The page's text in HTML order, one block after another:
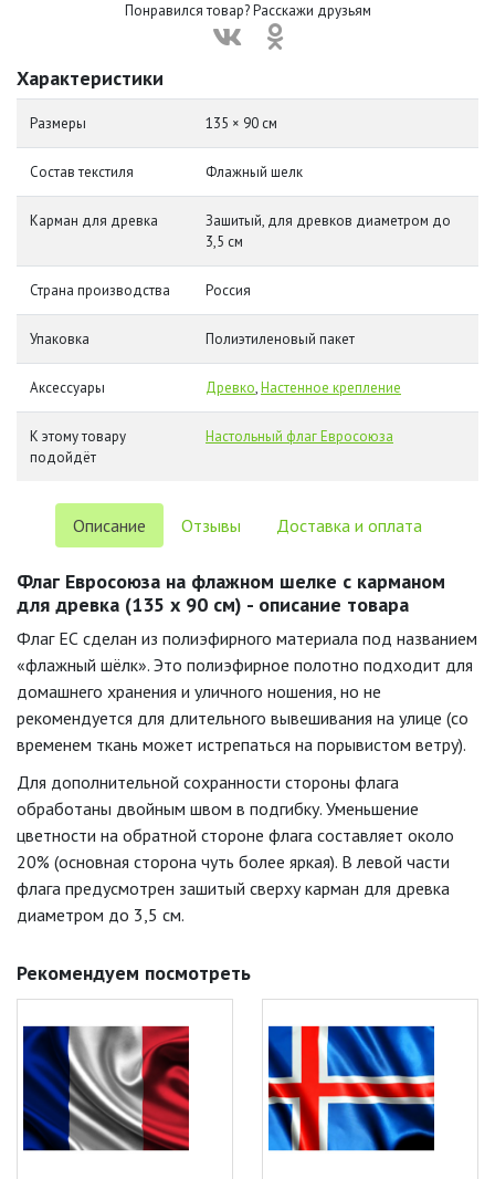
Понравился товар? Расскажи друзьям
Характеристики
Размеры 135 × 90 см
Состав текстиля Флажный шелк
Карман для древка
Зашитый, для древков диаметром до
3,5 см
Страна производства Россия
Упаковка Полиэтиленовый пакет
Аксессуары Древко,Настенное крепление
К этому товару
подойдёт
Настольный флаг Евросоюза
Описание Отзывы Доставка и оплата
Флаг Евросоюза на флажном шелке с карманом
для древка (135 х 90 см) - описание товара
Флаг ЕС сделан из полиэфирного материала под названием
«флажный шёлк». Это полиэфирное полотно подходит для
домашнего хранения и уличного ношения, но не
рекомендуется для длительного вывешивания на улице (со
временем ткань может истрепаться на порывистом ветру).
Для дополнительной сохранности стороны флага
обработаны двойным швом в подгибку. Уменьшение
цветности на обратной стороне флага составляет около
20% (основная сторона чуть более яркая). В левой части
флага предусмотрен зашитый сверху карман для древка
диаметром до 3,5 см.
Рекомендуем посмотреть